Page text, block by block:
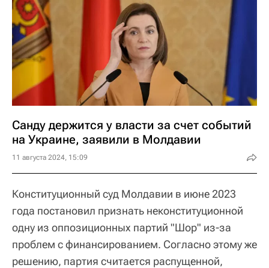
Санду держится у власти за счет событий
на Украине, заявили в Молдавии
11 августа 2024, 15:09
Конституционный суд Молдавии в июне 2023
года постановил признать неконституционной
одну из оппозиционных партий "Шор" из-за
проблем с финансированием. Согласно этому же
решению, партия считается распущенной,